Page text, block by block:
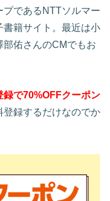
プであるNTTソルマー
書籍サイト。最近は小
佑さんのCMでもお
録で70%OFFクーポン
登録するだけなのでか